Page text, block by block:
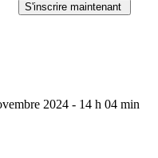
2024 - 14 h 04 min